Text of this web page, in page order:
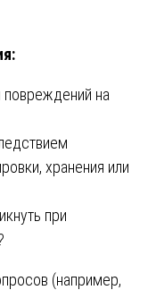
повреждений на
хранения или
при
(например,